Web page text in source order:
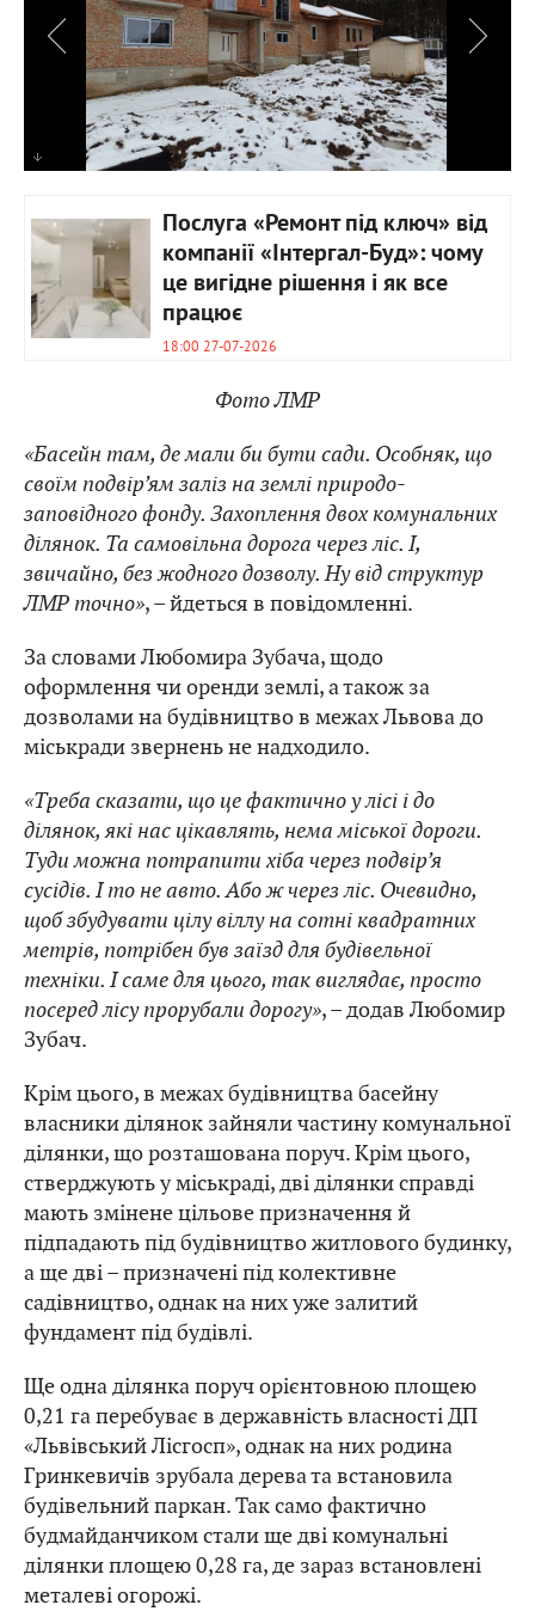
Послуга «Ремонт під ключ» від
компанії «Інтергал-Буд»: чому
це вигідне рішення і як все
працює
18:00 27-07-2026
Фото ЛМР
«Басейн там, де мали би бути сади. Особняк, що
своїм подвір’ям заліз на землі природо-
заповідного фонду. Захоплення двох комунальних
ділянок. Та самовільна дорога через ліс. І,
звичайно, без жодного дозволу. Ну від структур
ЛМР точно», – йдеться в повідомленні.
За словами Любомира Зубача, щодо
оформлення чи оренди землі, а також за
дозволами на будівництво в межах Львова до
міськради звернень не надходило.
«Треба сказати, що це фактично у лісі і до
ділянок, які нас цікавлять, нема міської дороги.
Туди можна потрапити хіба через подвір’я
сусідів. І то не авто. Або ж через ліс. Очевидно,
щоб збудувати цілу віллу на сотні квадратних
метрів, потрібен був заїзд для будівельної
техніки. І саме для цього, так виглядає, просто
посеред лісу прорубали дорогу», – додав Любомир
Зубач.
Крім цього, в межах будівництва басейну
власники ділянок зайняли частину комунальної
ділянки, що розташована поруч. Крім цього,
стверджують у міськраді, дві ділянки справді
мають змінене цільове призначення й
підпадають під будівництво житлового будинку,
а ще дві – призначені під колективне
садівництво, однак на них уже залитий
фундамент під будівлі.
Ще одна ділянка поруч орієнтовною площею
0,21 га перебуває в державність власності ДП
«Львівський Лісгосп», однак на них родина
Гринкевичів зрубала дерева та встановила
будівельний паркан. Так само фактично
будмайданчиком стали ще дві комунальні
ділянки площею 0,28 га, де зараз встановлені
металеві огорожі.